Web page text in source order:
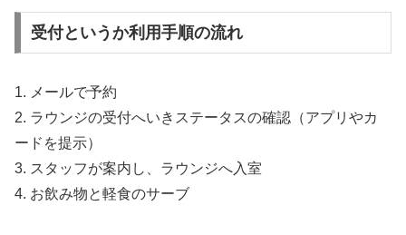
受付というか利用手順の流れ
1. メールで予約
2. ラウンジの受付へいきステータスの確認（アプリやカ
ードを提示）
3. スタッフが案内し、ラウンジへ入室
4. お飲み物と軽食のサーブ